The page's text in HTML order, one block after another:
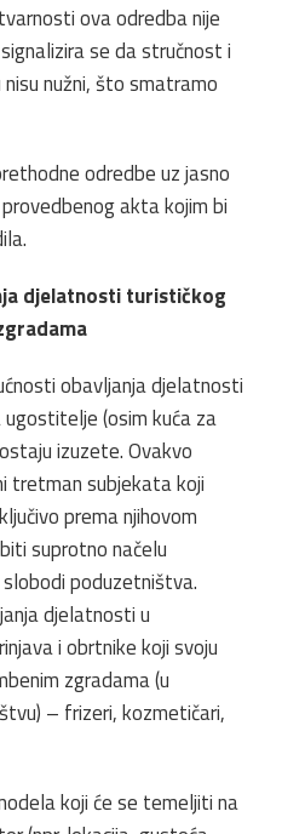
ova odredba nije
se da stručnost i
nužni, što smatramo
odredbe uz jasno
akta kojim bi
djelatnosti turističkog
obavljanja djelatnosti
(osim kuća za
izuzete. Ovakvo
tretman subjekata koji
prema njihovom
suprotno načelu
poduzetništva.
djelatnosti u
i obrtnike koji svoju
zgradama (u
– frizeri, kozmetičari,
koji će se temeljiti na